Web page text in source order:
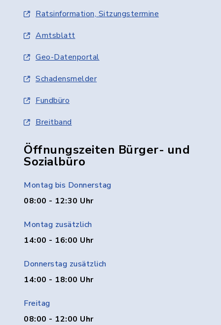
Ratsinformation, Sitzungstermine
Amtsblatt
Geo-Datenportal
Schadensmelder
Fundbüro
Breitband
Öffnungszeiten Bürger- und
Sozialbüro
Montag bis Donnerstag
08:00 - 12:30 Uhr
Montag zusätzlich
14:00 - 16:00 Uhr
Donnerstag zusätzlich
14:00 - 18:00 Uhr
Freitag
08:00 - 12:00 Uhr